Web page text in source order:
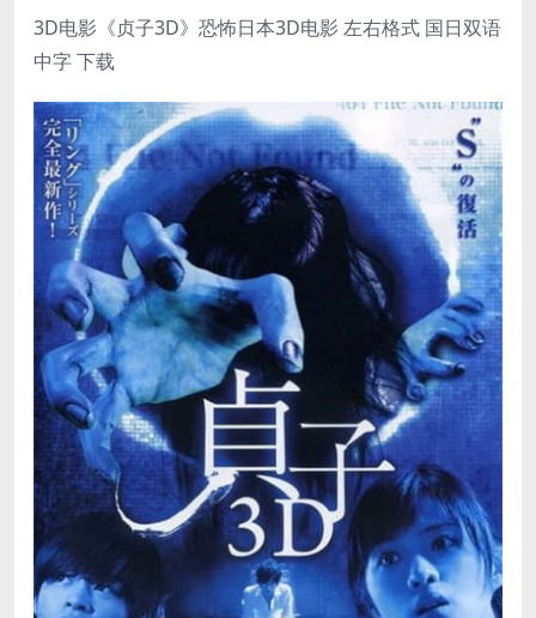
3D电影《贞子3D》恐怖日本3D电影 左右格式 国日双语
中字 下载